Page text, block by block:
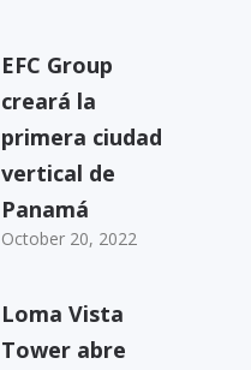
EFC Group
creará la
primera ciudad
vertical de
Panamá
October 20, 2022
Loma Vista
Tower abre